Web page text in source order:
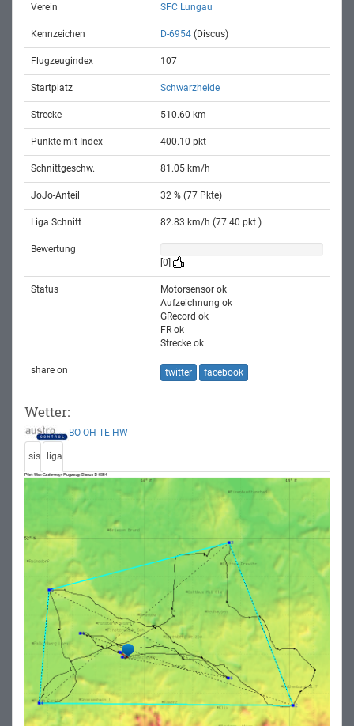
Verein SFC Lungau
Kennzeichen D-6954 (Discus)
Flugzeugindex 107
Startplatz Schwarzheide
Strecke 510.60 km
Punkte mit Index 400.10 pkt
Schnittgeschw. 81.05 km/h
JoJo-Anteil 32 % (77 Pkte)
Liga Schnitt 82.83 km/h (77.40 pkt )
Bewertung
[0]
Status
Motorsensor ok
Aufzeichnung ok
GRecord ok
FR ok
Strecke ok
share on twitter facebook
Wetter:
BO OH TE HW
sis liga